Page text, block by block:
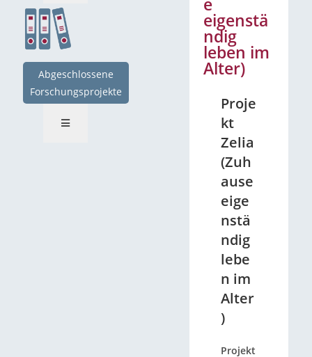
Abgeschlossene
Forschungsprojekte
eigenstä
ndig
leben im
Alter)
Proje
kt
Zelia
(Zuh
ause
eige
nstä
ndig
lebe
n im
Alter
)
Projekt